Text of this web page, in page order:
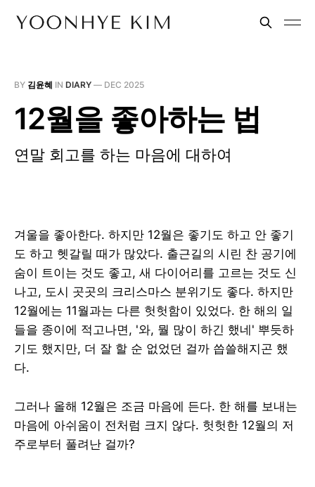
BY 김윤혜 IN DIARY — DEC 2025
12월을 좋아하는 법
연말 회고를 하는 마음에 대하여
겨울을 좋아한다. 하지만 12월은 좋기도 하고 안 좋기
도 하고 헷갈릴 때가 많았다. 출근길의 시린 찬 공기에
숨이 트이는 것도 좋고, 새 다이어리를 고르는 것도 신
나고, 도시 곳곳의 크리스마스 분위기도 좋다. 하지만
12월에는 11월과는 다른 헛헛함이 있었다. 한 해의 일
들을 종이에 적고나면, '와, 뭘 많이 하긴 했네' 뿌듯하
기도 했지만, 더 잘 할 순 없었던 걸까 씁쓸해지곤 했
다.
그러나 올해 12월은 조금 마음에 든다. 한 해를 보내는
마음에 아쉬움이 전처럼 크지 않다. 헛헛한 12월의 저
주로부터 풀려난 걸까?